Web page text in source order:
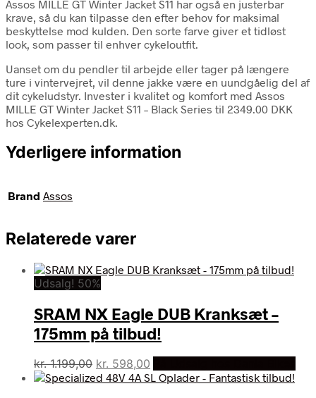
Assos MILLE GT Winter Jacket S11 har også en justerbar
krave, så du kan tilpasse den efter behov for maksimal
beskyttelse mod kulden. Den sorte farve giver et tidløst
look, som passer til enhver cykeloutfit.
Uanset om du pendler til arbejde eller tager på længere
ture i vintervejret, vil denne jakke være en uundgåelig del af
dit cykeludstyr. Invester i kvalitet og komfort med Assos
MILLE GT Winter Jacket S11 – Black Series til 2349.00 DKK
hos Cykelexperten.dk.
Yderligere information
Brand Assos
Relaterede varer
Udsalg! 50%
SRAM NX Eagle DUB Kranksæt –
175mm på tilbud!
kr.1.199,00 Den
oprindelige
kr. 598,00
aktuelle